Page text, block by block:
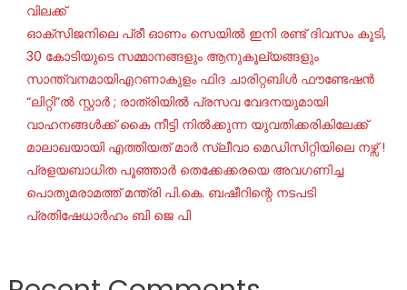
വിലക്ക്
ഓക്‌സിജനിലെ പ്രീ ഓണം സെയില്‍ ഇനി രണ്ട് ദിവസം കൂടി,
30 കോടിയുടെ സമ്മാനങ്ങളും ആനുകൂല്യങ്ങളും
സാന്ത്വനമായിഎറണാകുളം ഫിദ ചാരിറ്റബിൾ ഫൗണ്ടേഷൻ
“ലിറ്റി”ൽ സ്റ്റാർ ; രാത്രിയിൽ പ്രസവ വേദനയുമായി
വാഹനങ്ങൾക്ക് കൈ നീട്ടി നിൽക്കുന്ന യുവതിക്കരികിലേക്ക്
മാലാഖയായി എത്തിയത് മാർ സ്ലീവാ മെഡിസിറ്റിയിലെ നഴ്സ് !
പ്രളയബാധിത പൂഞ്ഞാർ തെക്കേക്കരയെ അവഗണിച്ച
പൊതുമരാമത്ത് മന്ത്രി പി.കെ. ബഷീറിന്റെ നടപടി
പ്രതിഷേധാർഹം ബി ജെ പി